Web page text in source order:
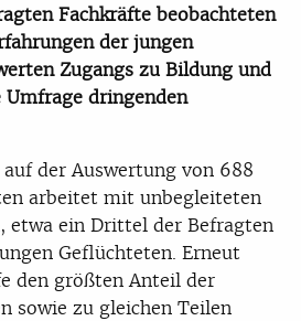
Fachkräfte beobachteten
der jungen
Zugangs zu Bildung und
dringenden
der Auswertung von 688
arbeitet mit unbegleiteten
etwa ein Drittel der Befragten
Geflüchteten. Erneut
den größten Anteil der
sowie zu gleichen Teilen